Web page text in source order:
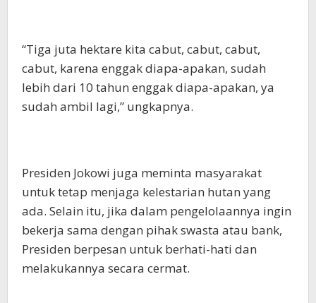
“Tiga juta hektare kita cabut, cabut, cabut,
cabut, karena enggak diapa-apakan, sudah
lebih dari 10 tahun enggak diapa-apakan, ya
sudah ambil lagi,” ungkapnya.
Presiden Jokowi juga meminta masyarakat
untuk tetap menjaga kelestarian hutan yang
ada. Selain itu, jika dalam pengelolaannya ingin
bekerja sama dengan pihak swasta atau bank,
Presiden berpesan untuk berhati-hati dan
melakukannya secara cermat.